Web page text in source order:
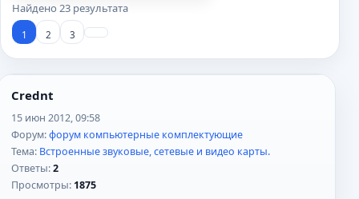
Найдено 23 результата
1 2 3
Crednt
15 июн 2012, 09:58
Форум:форум компьютерные комплектующие
Тема: Встроенные звуковые, сетевые и видео карты.
Ответы:2
Просмотры: 1875